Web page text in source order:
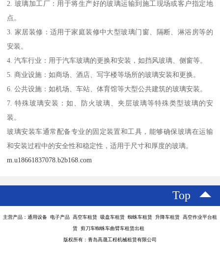
2. 玻璃加工厂：用于将生产好的玻璃运输到施工现场或客户指定地
点。
3. 家居装修：适用于家庭装修中大型玻璃门窗、隔断、淋浴房等的
安装。
4. 汽车行业：用于汽车玻璃的更换和安装，如挡风玻璃、侧窗等。
5. 商业设施：如商场、酒店、写字楼等场所的玻璃安装和更换。
6. 公共设施：如机场、车站、体育馆等大型公共建筑的玻璃安装。
7. 特殊玻璃安装：如、防火玻璃、夹层玻璃等特殊类型玻璃的安
装。
玻璃安装车通常配备专业的固定装置和工具，能够确保玻璃在运输
和安装过程中的安全性和稳定性，适用于尺寸和厚度的玻璃。
m.u18661837078.b2b168.com
Top
主营产品：通用设备 电子产品 高空车租赁 吸盘车租赁 蜘蛛车租赁 升降车租赁 高空作业平台租
赁 剪刀车蜘蛛车曲臂车租赁出租
版权所有：青岛高晟工程机械租赁有限公司